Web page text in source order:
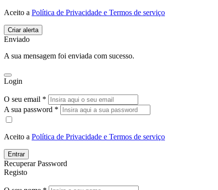
Aceito a Política de Privacidade e Termos de serviço
Enviado
A sua mensagem foi enviada com sucesso.
Login
O seu email *
A sua password *
Aceito a Política de Privacidade e Termos de serviço
Entrar
Recuperar Password
Registo